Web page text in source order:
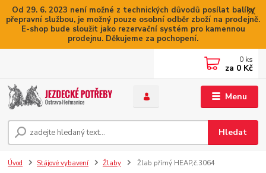
Od 29. 6. 2023 není možné z technických důvodů posílat balíky
přepravní službou, je možný pouze osobní odběr zboží na prodejně.
E-shop bude sloužit jako rezervační systém pro kamennou
prodejnu. Děkujeme za pochopení.
Menu
Hledat
0 ks
za 0 Kč
Úvod Stájové vybavení Žlaby Žlab přímý HEAP,č.3064